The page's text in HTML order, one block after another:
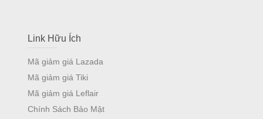
Link Hữu Ích
Mã giảm giá Lazada
Mã giảm giá Tiki
Mã giảm giá Leflair
Chính Sách Bảo Mật